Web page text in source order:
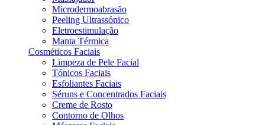
Microdermoabrasão
Peeling Ultrassónico
Eletroestimulação
Manta Térmica
Cosméticos Faciais
Limpeza de Pele Facial
Tónicos Faciais
Esfoliantes Faciais
Séruns e Concentrados Faciais
Creme de Rosto
Contorno de Olhos